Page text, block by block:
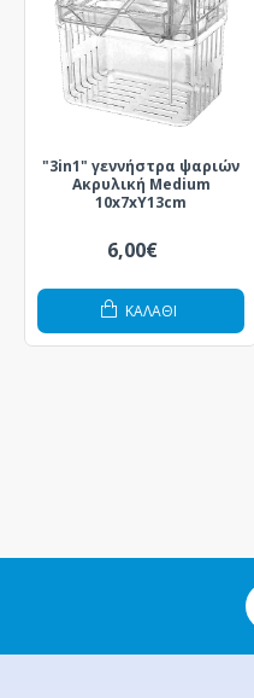
"3in1" γεννήστρα ψαριών
Ακρυλική Medium
10x7xY13cm
6,00€
ΚΑΛΆΘΙ